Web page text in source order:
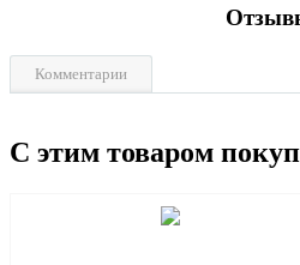
Комментарии
С этим товаром